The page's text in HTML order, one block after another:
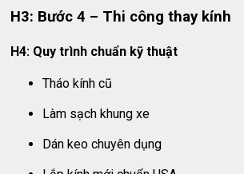
H3: Bước 4 – Thi công thay kính
H4: Quy trình chuẩn kỹ thuật
Tháo kính cũ
Làm sạch khung xe
Dán keo chuyên dụng